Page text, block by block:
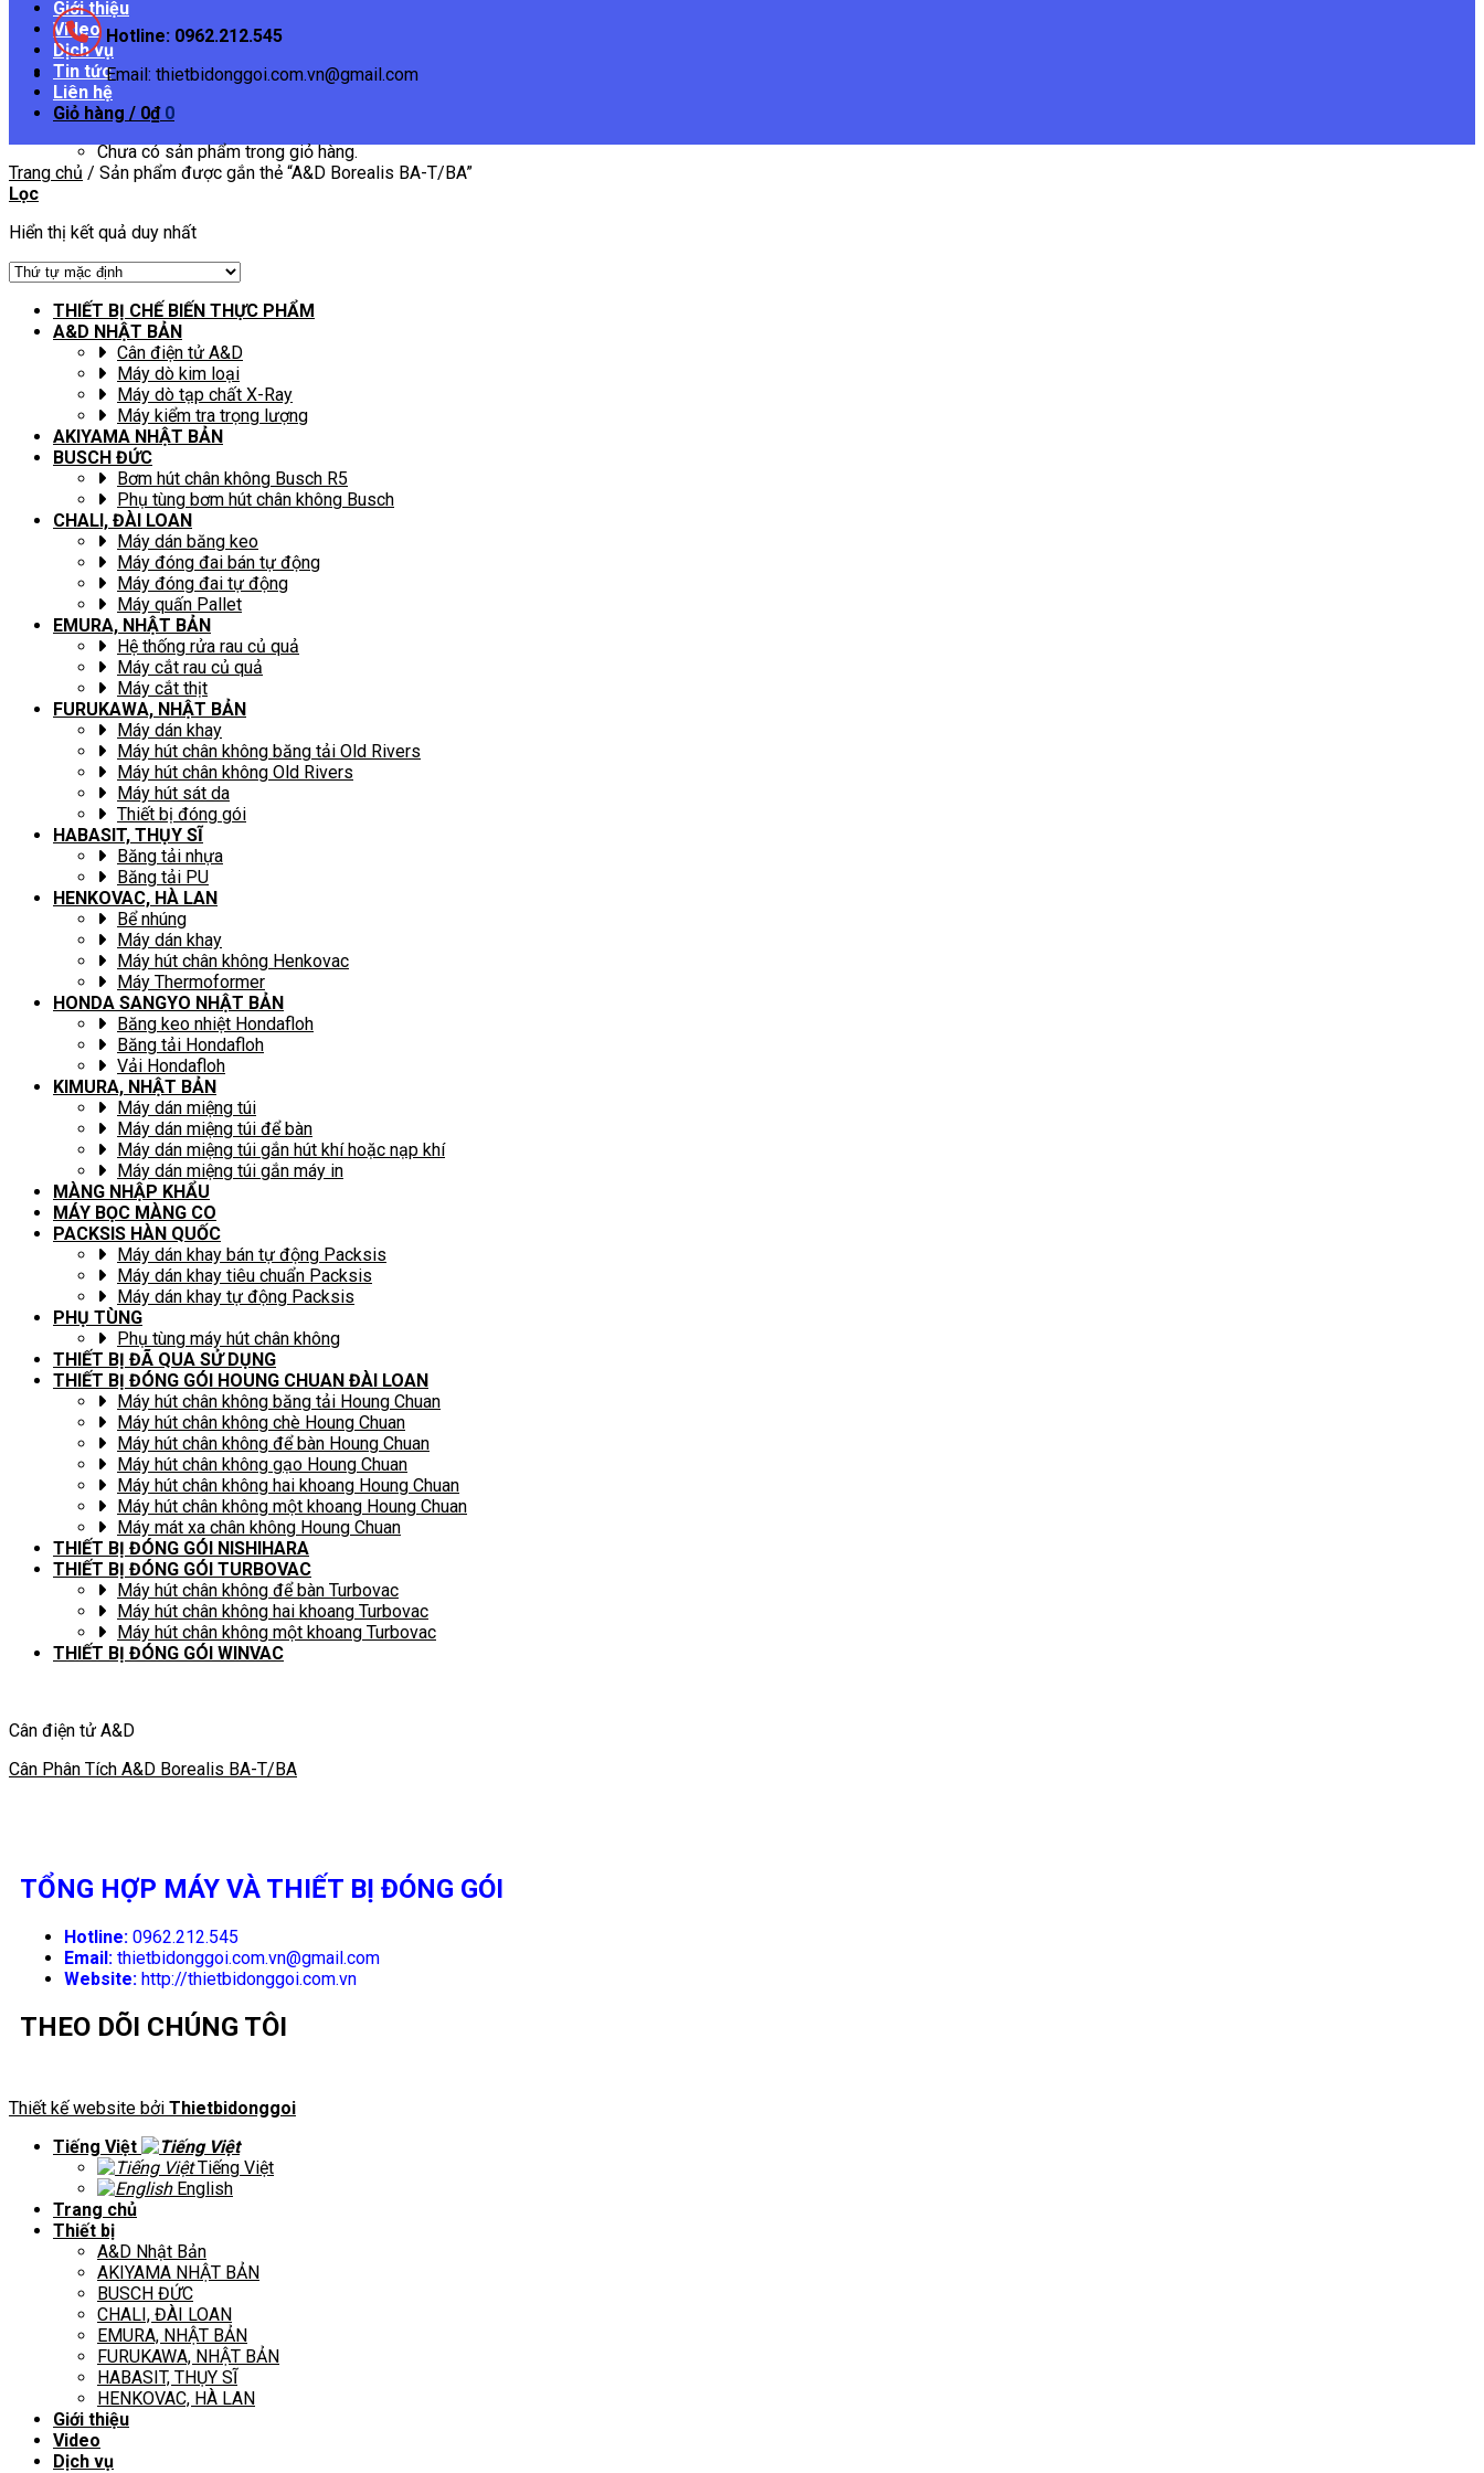
Hotline: 0962.212.545
Email: thietbidonggoi.com.vn@gmail.com
Giỏ hàng / 0₫ 0
Chưa có sản phẩm trong giỏ hàng.
Giới thiệu
Video
Dịch vụ
Tin tức
Liên hệ
Trang chủ / Sản phẩm được gắn thẻ “A&D Borealis BA-T/BA”
Lọc
Hiển thị kết quả duy nhất
THIẾT BỊ CHẾ BIẾN THỰC PHẨM
A&D NHẬT BẢN
Cân điện tử A&D
Máy dò kim loại
Máy dò tạp chất X-Ray
Máy kiểm tra trọng lượng
AKIYAMA NHẬT BẢN
BUSCH ĐỨC
Bơm hút chân không Busch R5
Phụ tùng bơm hút chân không Busch
CHALI, ĐÀI LOAN
Máy dán băng keo
Máy đóng đai bán tự động
Máy đóng đai tự động
Máy quấn Pallet
EMURA, NHẬT BẢN
Hệ thống rửa rau củ quả
Máy cắt rau củ quả
Máy cắt thịt
FURUKAWA, NHẬT BẢN
Máy dán khay
Máy hút chân không băng tải Old Rivers
Máy hút chân không Old Rivers
Máy hút sát da
Thiết bị đóng gói
HABASIT, THỤY SĨ
Băng tải nhựa
Băng tải PU
HENKOVAC, HÀ LAN
Bể nhúng
Máy dán khay
Máy hút chân không Henkovac
Máy Thermoformer
HONDA SANGYO NHẬT BẢN
Băng keo nhiệt Hondafloh
Băng tải Hondafloh
Vải Hondafloh
KIMURA, NHẬT BẢN
Máy dán miệng túi
Máy dán miệng túi để bàn
Máy dán miệng túi gắn hút khí hoặc nạp khí
Máy dán miệng túi gắn máy in
MÀNG NHẬP KHẨU
MÁY BỌC MÀNG CO
PACKSIS HÀN QUỐC
Máy dán khay bán tự động Packsis
Máy dán khay tiêu chuẩn Packsis
Máy dán khay tự động Packsis
PHỤ TÙNG
Phụ tùng máy hút chân không
THIẾT BỊ ĐÃ QUA SỬ DỤNG
THIẾT BỊ ĐÓNG GÓI HOUNG CHUAN ĐÀI LOAN
Máy hút chân không băng tải Houng Chuan
Máy hút chân không chè Houng Chuan
Máy hút chân không để bàn Houng Chuan
Máy hút chân không gạo Houng Chuan
Máy hút chân không hai khoang Houng Chuan
Máy hút chân không một khoang Houng Chuan
Máy mát xa chân không Houng Chuan
THIẾT BỊ ĐÓNG GÓI NISHIHARA
THIẾT BỊ ĐÓNG GÓI TURBOVAC
Máy hút chân không để bàn Turbovac
Máy hút chân không hai khoang Turbovac
Máy hút chân không một khoang Turbovac
THIẾT BỊ ĐÓNG GÓI WINVAC
Cân điện tử A&D
Cân Phân Tích A&D Borealis BA-T/BA
TỔNG HỢP MÁY VÀ THIẾT BỊ ĐÓNG GÓI
Hotline: 0962.212.545
Email: thietbidonggoi.com.vn@gmail.com
Website: http://thietbidonggoi.com.vn
THEO DÕI CHÚNG TÔI
Thiết kế website bởi Thietbidonggoi
Tiếng Việt
Tiếng Việt
English
Trang chủ
Thiết bị
A&D Nhật Bản
AKIYAMA NHẬT BẢN
BUSCH ĐỨC
CHALI, ĐÀI LOAN
EMURA, NHẬT BẢN
FURUKAWA, NHẬT BẢN
HABASIT, THỤY SĨ
HENKOVAC, HÀ LAN
Giới thiệu
Video
Dịch vụ